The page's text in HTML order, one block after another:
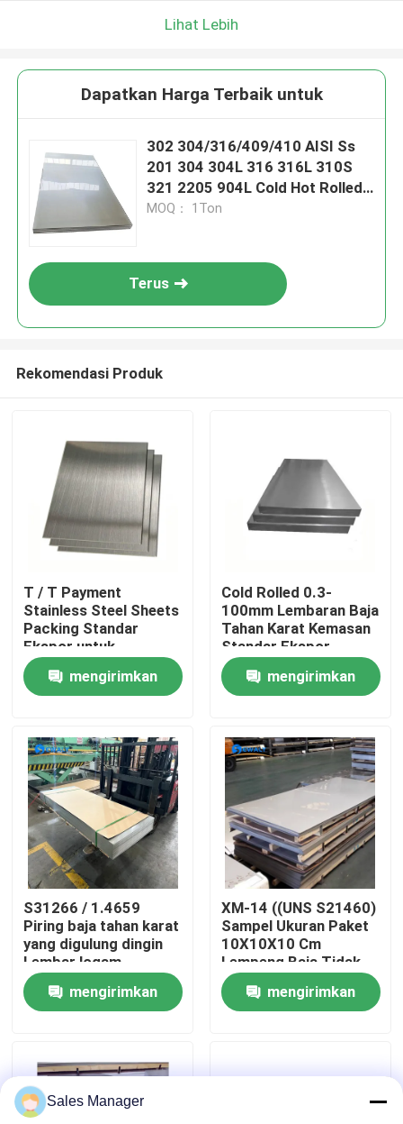
Rumah
Produk
Tentang kita
Wisata pabrik
Kontrol kualitas
Hubungi kami
Berita
Quote request suatu
Lihat Lebih
Dapatkan Harga Terbaik untuk
302 304/316/409/410 AISI Ss
201 304 304L 316 316L 310S
321 2205 904L Cold Hot Rolled
2b Ba No. 4 Hl No. 8 Lembar baja
MOQ： 1Ton
Terus
Rekomendasi Produk
T / T Payment
Stainless Steel Sheets
Packing Standar
Ekspor untuk
Penggunaan Industri
mengirimkan
Cold Rolled 0.3-
100mm Lembaran Baja
Tahan Karat Kemasan
Standar Ekspor
mengirimkan
S31266 / 1.4659
Piring baja tahan karat
yang digulung dingin
Lembar logam
permukaan halus
Sempurna untuk mesin
otomotif dan
mengirimkan
XM-14 ((UNS S21460)
Sampel Ukuran Paket
10X10X10 Cm
Lempeng Baja Tidak
Berlemak Sertifikat
Mill Lempeng Logam
Dirancang
mengirimkan
Sales Manager